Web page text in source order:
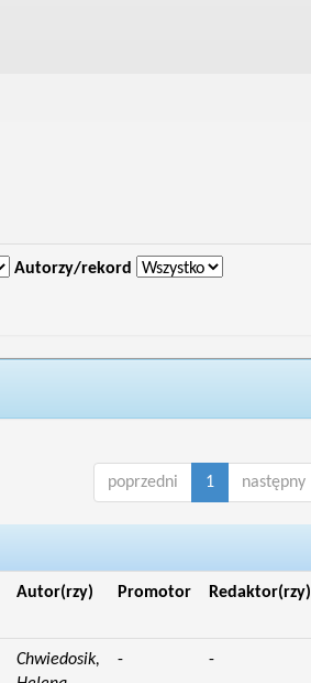
Autorzy/rekord
poprzedni 1 następny
Autor(rzy) Promotor Redaktor(rzy)
Chwiedosik,
- -